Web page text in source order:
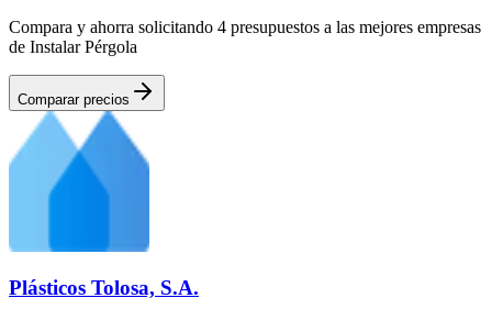
Compara y ahorra solicitando 4 presupuestos a las mejores empresas
de Instalar Pérgola
Comparar precios
Plásticos Tolosa, S.A.